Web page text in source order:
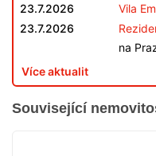
23.7.2026
Vila
23.7.2026
na
Více aktualit
Související